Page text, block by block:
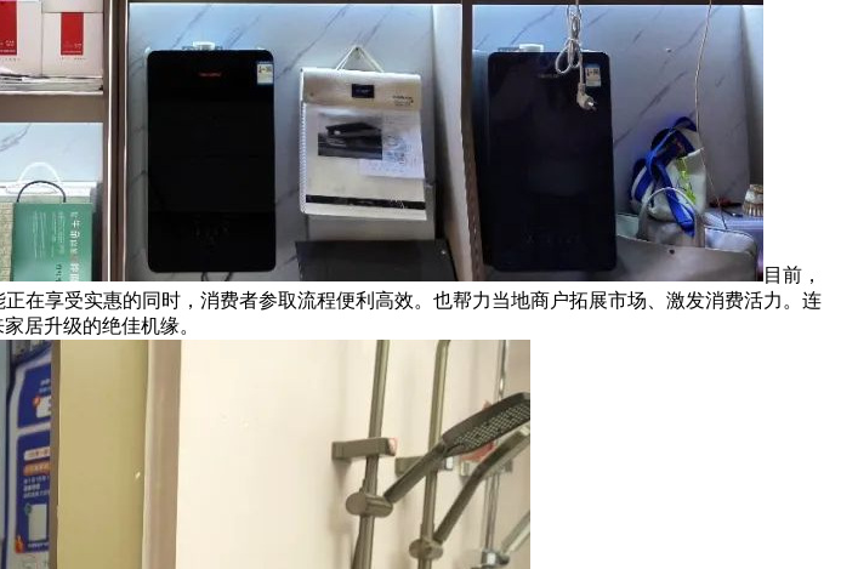
目前，
在享受实惠的同时，消费者参取流程便利高效。也帮力当地商户拓展市场、激发消费活力。连
居升级的绝佳机缘。